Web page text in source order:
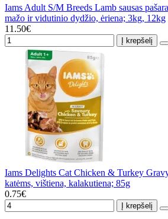
Iams Adult S/M Breeds Lamb sausas
mažo ir vidutinio dydžio, ėriena; 3kg, 12kg
11.50€
Į krepšelį
Iams Delights Cat Chicken & Turkey
katėms, vištiena, kalakutiena; 85g
0.75€
Į krepšelį